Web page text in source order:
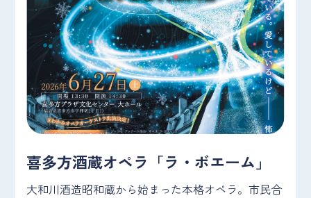
喜多方酒蔵オペラ「ラ・ボエーム」
大和川酒造昭和蔵から始まった本格オペラ。市民合